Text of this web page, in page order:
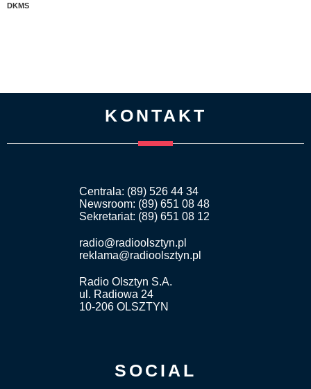
DKMS
KONTAKT
Centrala: (89) 526 44 34
Newsroom: (89) 651 08 48
Sekretariat: (89) 651 08 12
radio@radioolsztyn.pl
reklama@radioolsztyn.pl
Radio Olsztyn S.A.
ul. Radiowa 24
10-206 OLSZTYN
SOCIAL